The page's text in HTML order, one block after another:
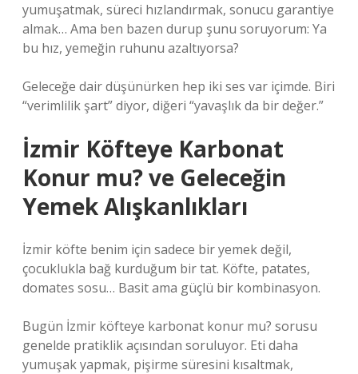
yumuşatmak, süreci hızlandırmak, sonucu garantiye
almak… Ama ben bazen durup şunu soruyorum: Ya
bu hız, yemeğin ruhunu azaltıyorsa?
Geleceğe dair düşünürken hep iki ses var içimde. Biri
“verimlilik şart” diyor, diğeri “yavaşlık da bir değer.”
İzmir Köfteye Karbonat
Konur mu? ve Geleceğin
Yemek Alışkanlıkları
İzmir köfte benim için sadece bir yemek değil,
çocuklukla bağ kurduğum bir tat. Köfte, patates,
domates sosu… Basit ama güçlü bir kombinasyon.
Bugün İzmir köfteye karbonat konur mu? sorusu
genelde pratiklik açısından soruluyor. Eti daha
yumuşak yapmak, pişirme süresini kısaltmak,